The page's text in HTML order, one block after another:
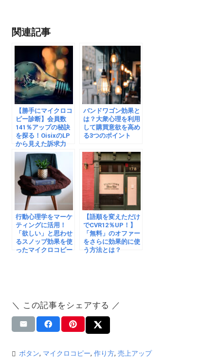
関連記事
【勝手にマイクロコ
ピー診断】会員数
141％アップの秘訣
を探る！OisixのLP
から見えた訴求力
バンドワゴン効果と
は？大衆心理を利用
して購買意欲を高め
る3つのポイント
行動心理学をマーケ
ティングに活用！
「欲しい」と思わせ
るスノッブ効果を使
ったマイクロコピー
【語順を変えただけ
でCVR12％UP！】
「無料」のオファー
をさらに効果的に使
う方法とは？
＼ この記事をシェアする ／
ボタン, マイクロコピー, 作り方, 売上アップ